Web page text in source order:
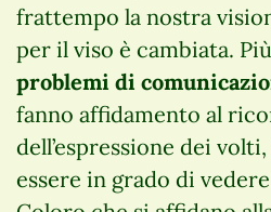
frattempo la nostra
per il viso è cambiata.
problemi di
fanno affidamento al
dell’espressione dei
essere in grado di